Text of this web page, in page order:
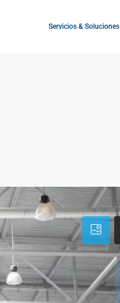
Servicios & Soluciones